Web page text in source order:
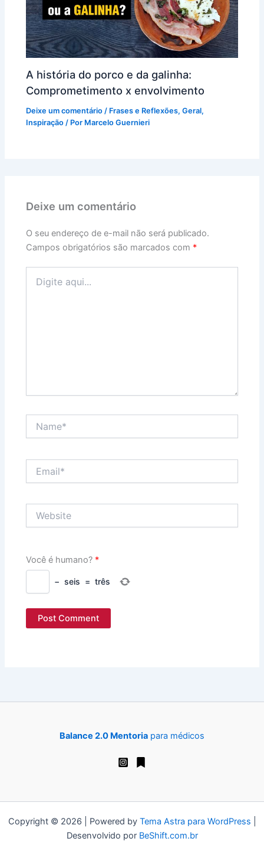
A história do porco e da galinha:
Comprometimento x envolvimento
Deixe um comentário / Frases e Reflexões,Geral,
Inspiração / Por Marcelo Guernieri
Deixe um comentário
O seu endereço de e-mail não será publicado.
Campos obrigatórios são marcados com *
aqui...
Você é humano? *
− seis = três
Balance 2.0 Mentoria para médicos
Copyright © 2026 | Powered by Tema Astra para WordPress
Desenvolvido por BeShift.com.br